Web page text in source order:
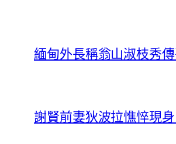
緬甸外長稱翁山淑枝秀
謝賢前妻狄波拉憔悴現